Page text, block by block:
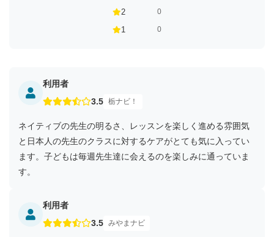
2 0
1 0
利用者
3.5 栃ナビ！
ネイティブの先生の明るさ、レッスンを楽しく進める雰囲気
と日本人の先生のクラスに対するケアがとても気に入ってい
ます。子どもは毎週先生達に会えるのを楽しみに通っていま
す。
利用者
3.5 みやまナビ